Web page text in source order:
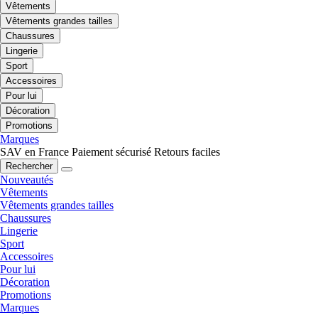
Vêtements
Vêtements grandes tailles
Chaussures
Lingerie
Sport
Accessoires
Pour lui
Décoration
Promotions
Marques
SAV en France Paiement sécurisé Retours faciles
Rechercher
Nouveautés
Vêtements
Vêtements grandes tailles
Chaussures
Lingerie
Sport
Accessoires
Pour lui
Décoration
Promotions
Marques